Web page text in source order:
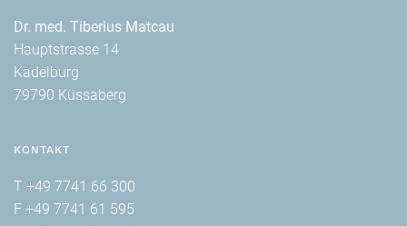
Dr. med. Tiberius Matcau
Hauptstrasse 14
Kadelburg
79790 Küssaberg
KONTAKT
T +49 7741 66 300
F +49 7741 61 595